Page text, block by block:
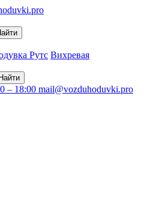
Рутс Вихревая
– 18:00 mail@vozduhoduvki.pro